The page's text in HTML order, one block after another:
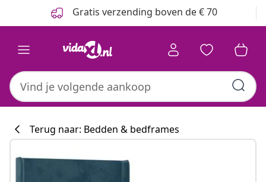
Gratis verzending boven de € 70
Terug naar: Bedden & bedframes